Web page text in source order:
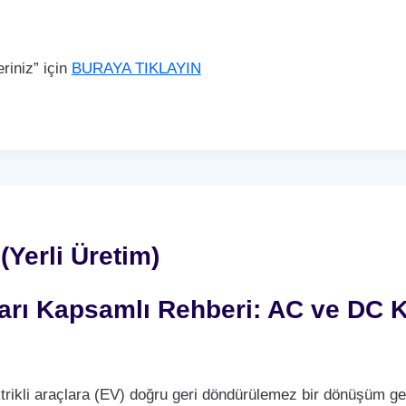
için BURAYA TIKLAYIN
Üretim)
Kapsamlı Rehberi: AC ve DC
araçlara (EV) doğru geri döndürülemez bir dönüşüm